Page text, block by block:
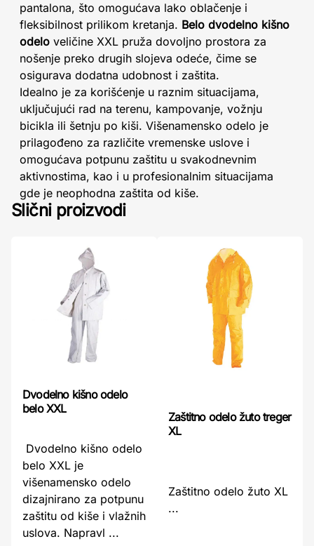
pantalona, što omogućava lako oblačenje i
fleksibilnost prilikom kretanja. Belo dvodelno kišno
odelo veličine XXL pruža dovoljno prostora za
nošenje preko drugih slojeva odeće, čime se
osigurava dodatna udobnost i zaštita.
Idealno je za korišćenje u raznim situacijama,
uključujući rad na terenu, kampovanje, vožnju
bicikla ili šetnju po kiši. Višenamensko odelo je
prilagođeno za različite vremenske uslove i
omogućava potpunu zaštitu u svakodnevnim
aktivnostima, kao i u profesionalnim situacijama
gde je neophodna zaštita od kiše.
Slični proizvodi
Dvodelno kišno odelo
belo XXL
Dvodelno kišno odelo
belo XXL je
višenamensko odelo
dizajnirano za potpunu
zaštitu od kiše i vlažnih
uslova. Napravl ...
Zaštitno odelo žuto treger
XL
Zaštitno odelo žuto XL
...